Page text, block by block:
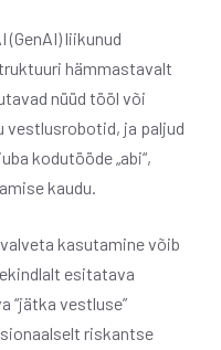
liikunud
hämmastavalt
nüüd tööl või
vestlusrobotid, ja paljud
kodutööde „abi“,
kaudu.
kasutamine võib
esitatava
“jätka vestluse”
riskantse